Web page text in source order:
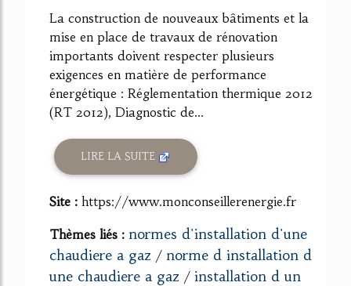
La construction de nouveaux bâtiments et la
mise en place de travaux de rénovation
importants doivent respecter plusieurs
exigences en matière de performance
énergétique : Réglementation thermique 2012
(RT 2012), Diagnostic de...
LIRE LA SUITE
Site : https://www.monconseillerenergie.fr
Thèmes liés : normes d'installation d'une
chaudiere a gaz / norme d installation d
une chaudiere a gaz / installation d un